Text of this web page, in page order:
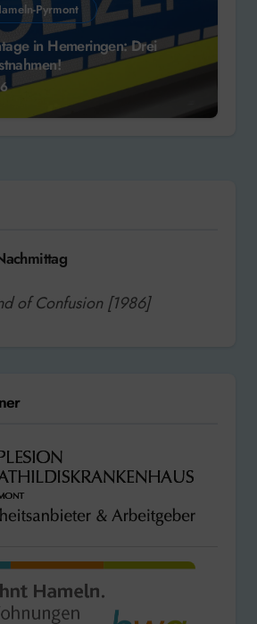
Pyrmont
in Hemeringen: Drei
of Confusion [1986]